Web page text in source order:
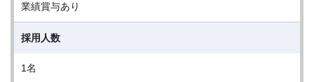
業績賞与あり
採用人数
1名